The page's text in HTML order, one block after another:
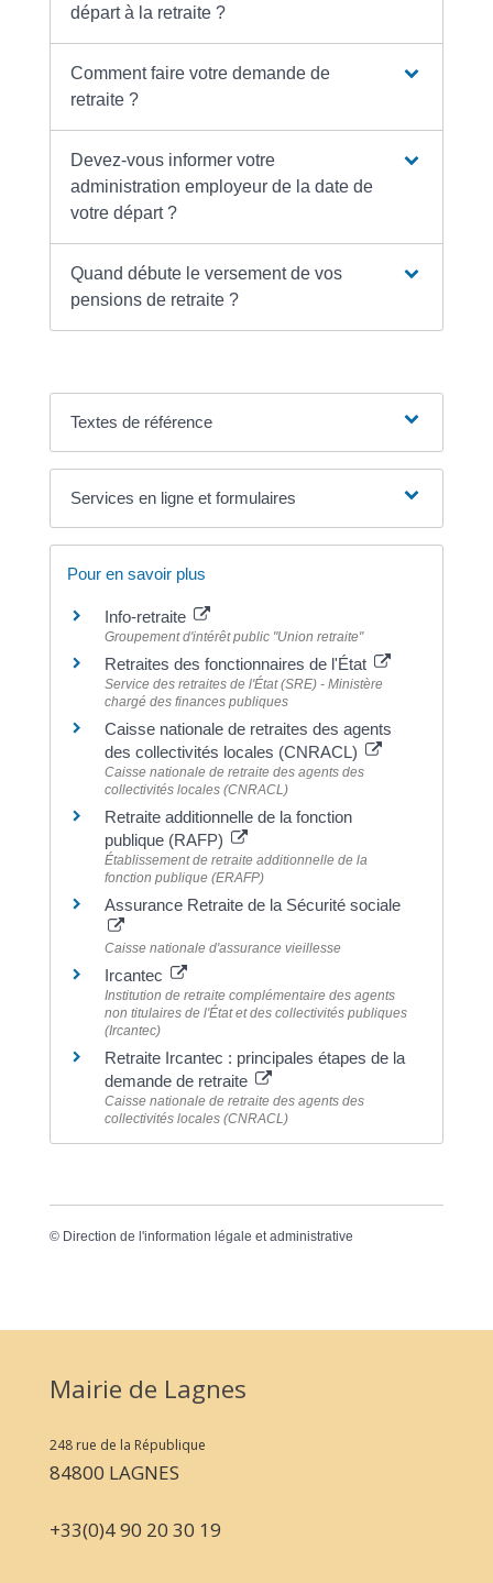
départ à la retraite ?
Comment faire votre demande de
retraite ?
Devez-vous informer votre
administration employeur de la date de
votre départ ?
Quand débute le versement de vos
pensions de retraite ?
Textes de référence
Services en ligne et formulaires
Pour en savoir plus
Info-retraite
Groupement d'intérêt public "Union retraite"
Retraites des fonctionnaires de l'État
Service des retraites de l'État (SRE) - Ministère
chargé des finances publiques
Caisse nationale de retraites des agents
des collectivités locales (CNRACL)
Caisse nationale de retraite des agents des
collectivités locales (CNRACL)
Retraite additionnelle de la fonction
publique (RAFP)
Établissement de retraite additionnelle de la
fonction publique (ERAFP)
Assurance Retraite de la Sécurité sociale
Caisse nationale d'assurance vieillesse
Ircantec
Institution de retraite complémentaire des agents
non titulaires de l'État et des collectivités publiques
(Ircantec)
Retraite Ircantec : principales étapes de la
demande de retraite
Caisse nationale de retraite des agents des
collectivités locales (CNRACL)
© Direction de l'information légale et administrative
Mairie de Lagnes
248 rue de la République
84800 LAGNES
+33(0)4 90 20 30 19